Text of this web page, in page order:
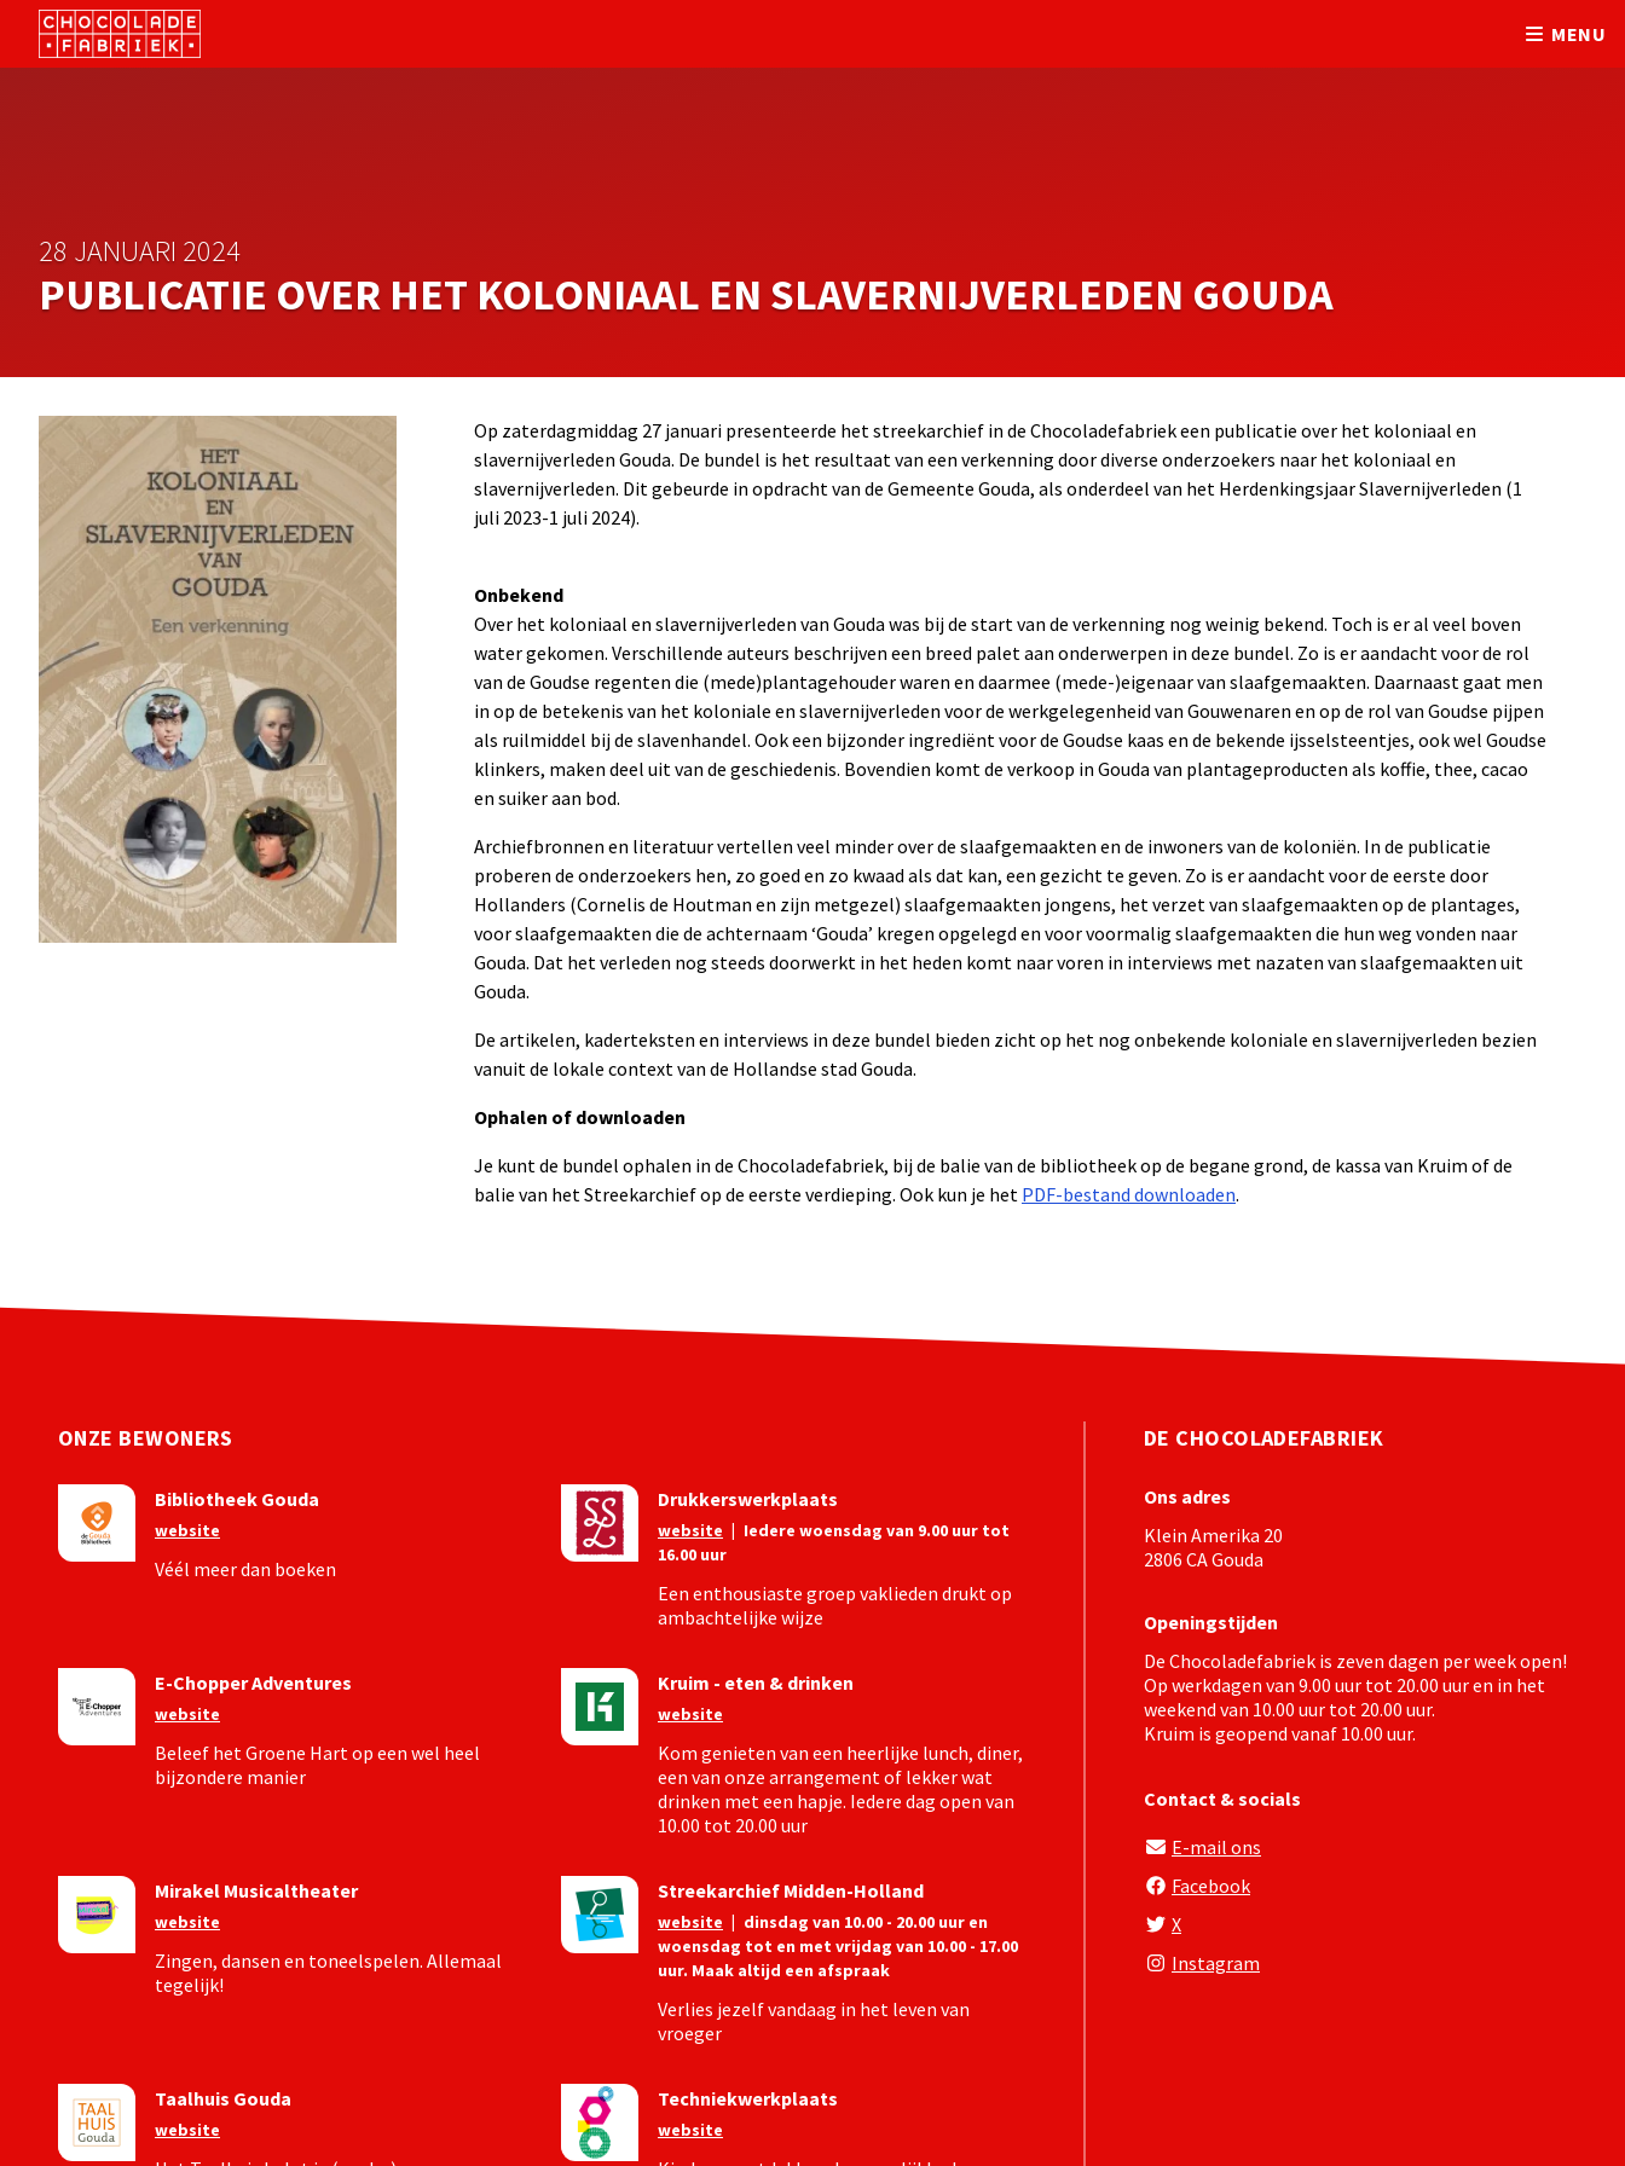
MENU
28 JANUARI 2024
PUBLICATIE OVER HET KOLONIAAL EN SLAVERNIJVERLEDEN GOUDA
Op zaterdagmiddag 27 januari presenteerde het streekarchief in de Chocoladefabriek een publicatie over het koloniaal en
slavernijverleden Gouda. De bundel is het resultaat van een verkenning door diverse onderzoekers naar het koloniaal en
slavernijverleden. Dit gebeurde in opdracht van de Gemeente Gouda, als onderdeel van het Herdenkingsjaar Slavernijverleden (1
juli 2023-1 juli 2024).
Onbekend
Over het koloniaal en slavernijverleden van Gouda was bij de start van de verkenning nog weinig bekend. Toch is er al veel boven
water gekomen. Verschillende auteurs beschrijven een breed palet aan onderwerpen in deze bundel. Zo is er aandacht voor de rol
van de Goudse regenten die (mede)plantagehouder waren en daarmee (mede-)eigenaar van slaafgemaakten. Daarnaast gaat men
in op de betekenis van het koloniale en slavernijverleden voor de werkgelegenheid van Gouwenaren en op de rol van Goudse pijpen
als ruilmiddel bij de slavenhandel. Ook een bijzonder ingrediënt voor de Goudse kaas en de bekende ijsselsteentjes, ook wel Goudse
klinkers, maken deel uit van de geschiedenis. Bovendien komt de verkoop in Gouda van plantageproducten als koffie, thee, cacao
en suiker aan bod.
Archiefbronnen en literatuur vertellen veel minder over de slaafgemaakten en de inwoners van de koloniën. In de publicatie
proberen de onderzoekers hen, zo goed en zo kwaad als dat kan, een gezicht te geven. Zo is er aandacht voor de eerste door
Hollanders (Cornelis de Houtman en zijn metgezel) slaafgemaakten jongens, het verzet van slaafgemaakten op de plantages,
voor slaafgemaakten die de achternaam ‘Gouda’ kregen opgelegd en voor voormalig slaafgemaakten die hun weg vonden naar
Gouda. Dat het verleden nog steeds doorwerkt in het heden komt naar voren in interviews met nazaten van slaafgemaakten uit
Gouda.
De artikelen, kaderteksten en interviews in deze bundel bieden zicht op het nog onbekende koloniale en slavernijverleden bezien
vanuit de lokale context van de Hollandse stad Gouda.
Ophalen of downloaden
Je kunt de bundel ophalen in de Chocoladefabriek, bij de balie van de bibliotheek op de begane grond, de kassa van Kruim of de
balie van het Streekarchief op de eerste verdieping. Ook kun je het PDF-bestand downloaden.
ONZE BEWONERS
Bibliotheek Gouda
website
Véél meer dan boeken
Drukkerswerkplaats
website | Iedere woensdag van 9.00 uur tot
16.00 uur
Een enthousiaste groep vaklieden drukt op
ambachtelijke wijze
E-Chopper Adventures
website
Beleef het Groene Hart op een wel heel
bijzondere manier
Kruim - eten & drinken
website
Kom genieten van een heerlijke lunch, diner,
een van onze arrangement of lekker wat
drinken met een hapje. Iedere dag open van
10.00 tot 20.00 uur
Mirakel Musicaltheater
website
Zingen, dansen en toneelspelen. Allemaal
tegelijk!
Streekarchief Midden-Holland
website | dinsdag van 10.00 - 20.00 uur en
woensdag tot en met vrijdag van 10.00 - 17.00
uur. Maak altijd een afspraak
Verlies jezelf vandaag in het leven van
vroeger
Taalhuis Gouda
website
Techniekwerkplaats
website
DE CHOCOLADEFABRIEK
Ons adres
Klein Amerika 20
2806 CA Gouda
Openingstijden
De Chocoladefabriek is zeven dagen per week open!
Op werkdagen van 9.00 uur tot 20.00 uur en in het
weekend van 10.00 uur tot 20.00 uur.
Kruim is geopend vanaf 10.00 uur.
Contact & socials
E-mail ons
Facebook
X
Instagram